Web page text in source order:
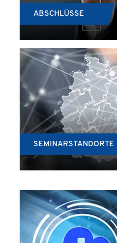
ABSCHLÜSSE
SEMINARSTANDORTE